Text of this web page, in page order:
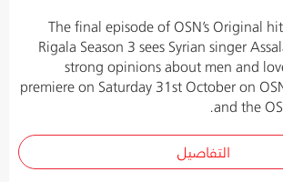
The final episode of OSN’s Original
Rigala Season 3 sees Syrian singer
strong opinions about men and
premiere on Saturday 31st October on
and the
التفاصيل